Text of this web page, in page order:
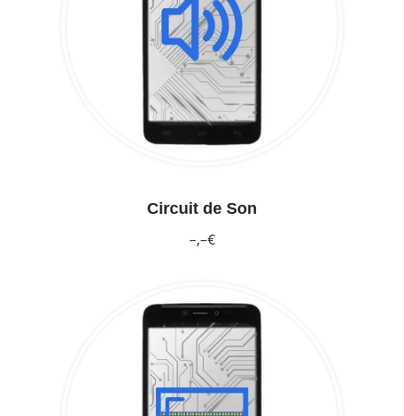
Circuit de Son
–,–€